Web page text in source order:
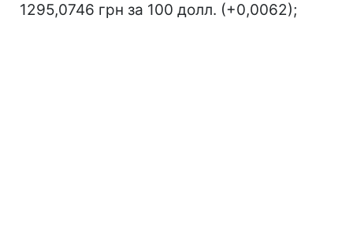
1295,0746 грн за 100 долл. (+0,0062);